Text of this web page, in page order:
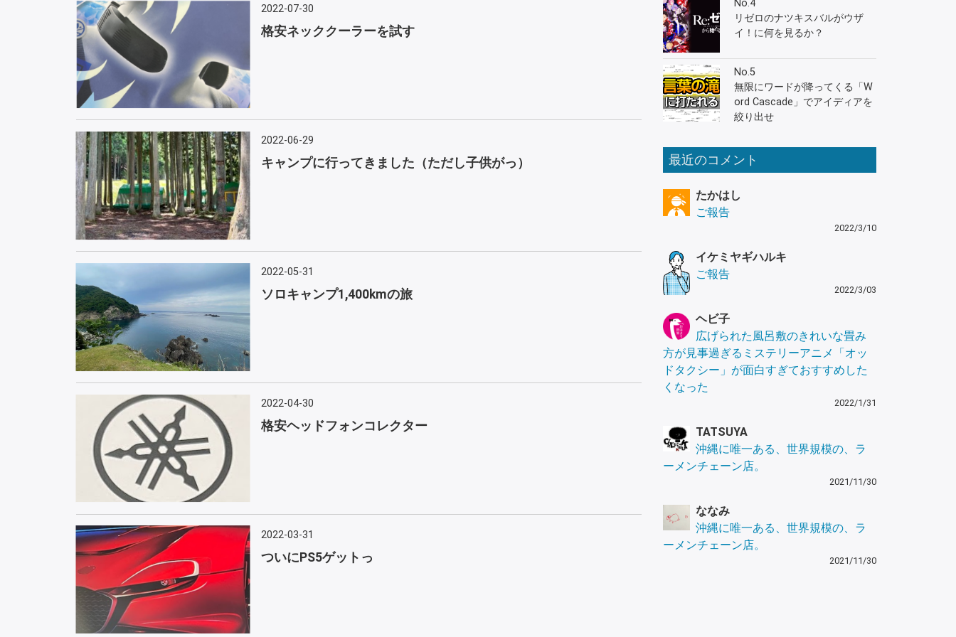
2022-07-30
格安ネッククーラーを試す
2022-06-29
キャンプに行ってきました（ただし子供がっ）
2022-05-31
ソロキャンプ1,400kmの旅
2022-04-30
格安ヘッドフォンコレクター
2022-03-31
ついにPS5ゲットっ
No.4
リゼロのナツキスバルがウザ
イ！に何を見るか？
No.5
無限にワードが降ってくる「W
ord Cascade」でアイディアを
絞り出せ
最近のコメント
たかはし
ご報告
2022/3/10
イケミヤギハルキ
ご報告
2022/3/03
ヘビ子
広げられた風呂敷のきれいな畳み
方が見事過ぎるミステリーアニメ「オッ
ドタクシー」が面白すぎておすすめした
くなった
2022/1/31
TATSUYA
沖縄に唯一ある、世界規模の、ラ
ーメンチェーン店。
2021/11/30
ななみ
沖縄に唯一ある、世界規模の、ラ
ーメンチェーン店。
2021/11/30